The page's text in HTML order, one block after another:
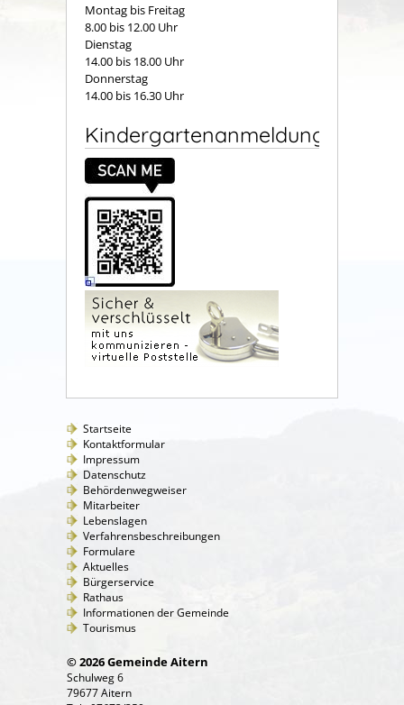
Montag bis Freitag
8.00 bis 12.00 Uhr
Dienstag
14.00 bis 18.00 Uhr
Donnerstag
14.00 bis 16.30 Uhr
Kindergartenanmeldung
Startseite
Kontaktformular
Impressum
Datenschutz
Behördenwegweiser
Mitarbeiter
Lebenslagen
Verfahrensbeschreibungen
Formulare
Aktuelles
Bürgerservice
Rathaus
Informationen der Gemeinde
Tourismus
© 2026 Gemeinde Aitern
Schulweg 6
79677 Aitern